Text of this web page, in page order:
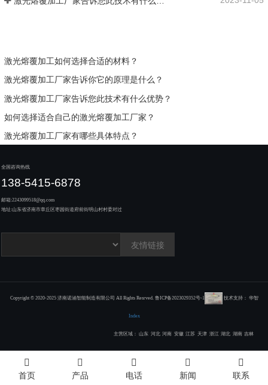
激光熔覆加工如何选择合适的材料？
激光熔覆加工厂家告诉你它的原理是什么？
激光熔覆加工厂家告诉您此技术有什么优势？
如何选择适合自己的激光熔覆加工厂家？
激光熔覆加工厂家有哪些具体特点？
全国咨询热线
138-5415-6878
邮箱:2243099518@qq.com
地址:山东省济南市章丘区枣园街道府前街明山村村委对过
友情链接
Copyright © 2020-2025 济南诺涵智能制造有限公司 All Rights Resrved. 鲁ICP备2023029352号-1 技术支持： 华智
Index
主营区域：山东 河北 河南 安徽 江苏 天津 浙江 湖北 湖南 吉林
首页 产品 电话 新闻 联系